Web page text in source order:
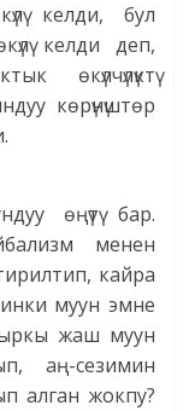
келди, бул
келди деп,
өкүлчүлүктү
көрүнүштөр
өңүтү бар.
менен
кайра
муун эмне
жаш муун
аң-сезимин
алган жокпу?